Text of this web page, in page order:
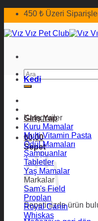
İçeriğe450 ₺ Üzeri
Ara:
Giriş Yap
₺0,00
Sepet
Sepetinizde ürün
Kedi
Kategoriler
Kuru Mamalar
Multi Vitamin Pasta
Ödül Mamaları
Şampuanlar
Tabletler
Yaş Mamalar
Markalar
Sam's Field
Proplan
Royal Canin
Whiskas